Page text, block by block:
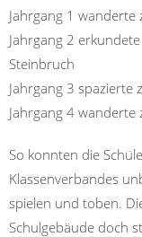
Jahrgang 1 wanderte
Jahrgang 2
Steinbruch
Jahrgang 3 spazierte
Jahrgang 4
So konnten die
Klassenverbandes
spielen und toben.
Schulgebäude doch